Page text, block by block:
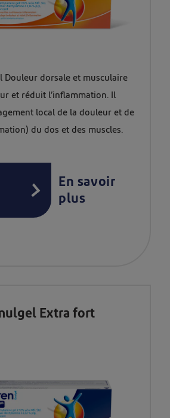
Douleur dorsale et musculaire
et réduit l’inflammation. Il
local de la douleur et de
du dos et des muscles.
En savoir
plus
Extra fort